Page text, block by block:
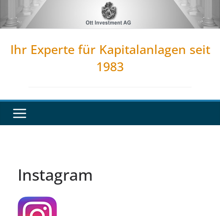
Inhalt
Ihr Experte für Kapitalanlagen seit
1983
Instagram